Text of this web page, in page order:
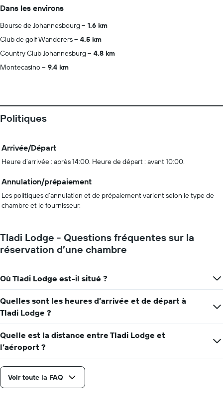
Dans les environs
Bourse de Johannesbourg
1.6 km
Club de golf Wanderers
4.5 km
Country Club Johannesburg
4.8 km
Montecasino
9.4 km
Politiques
Arrivée/Départ
Heure d’arrivée : après 14:00. Heure de départ : avant 10:00.
Annulation/prépaiement
Les politiques d’annulation et de prépaiement varient selon le type de
chambre et le fournisseur.
Tladi Lodge - Questions fréquentes sur la
réservation d’une chambre
Où Tladi Lodge est-il situé ?
Quelles sont les heures d’arrivée et de départ à
Tladi Lodge ?
Quelle est la distance entre Tladi Lodge et
l’aéroport ?
Voir toute la FAQ